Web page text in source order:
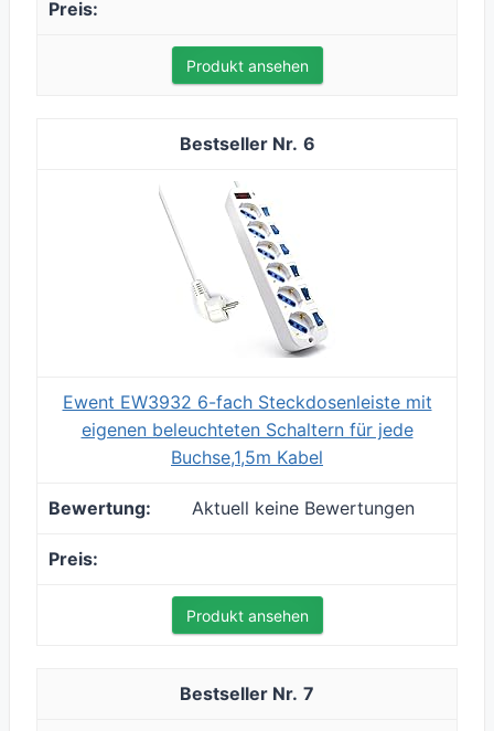
Produkt ansehen
6
Ewent EW3932 6-fach Steckdosenleiste mit
eigenen beleuchteten Schaltern für jede
Buchse,1,5m Kabel
Aktuell keine Bewertungen
Produkt ansehen
7